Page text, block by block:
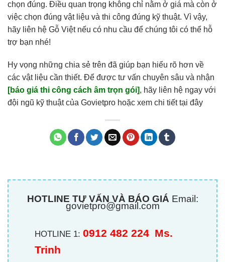
chọn đúng. Điều quan trọng không chỉ nằm ở giá mà còn ở
việc chọn đúng vật liệu và thi công đúng kỹ thuật. Vì vậy,
hãy liên hệ Gỗ Việt nếu có nhu cầu để chúng tôi có thể hỗ
trợ bạn nhé!
Hy vọng những chia sẻ trên đã giúp bạn hiểu rõ hơn về
các vật liệu cần thiết. Để được tư vấn chuyên sâu và nhận
[báo giá thi công cách âm trọn gói], hãy liên hệ ngay với
đội ngũ kỹ thuật của Govietpro hoặc xem chi tiết tại đây
HOTLINE TƯ VẤN VÀ BÁO GIÁ Email:
govietpro@gmail.com
HOTLINE 1:0912 482 224 Ms.
Trinh